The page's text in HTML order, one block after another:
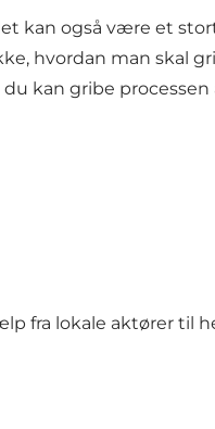
kan også være et
hvordan man skal
kan gribe processen
fra lokale aktører til